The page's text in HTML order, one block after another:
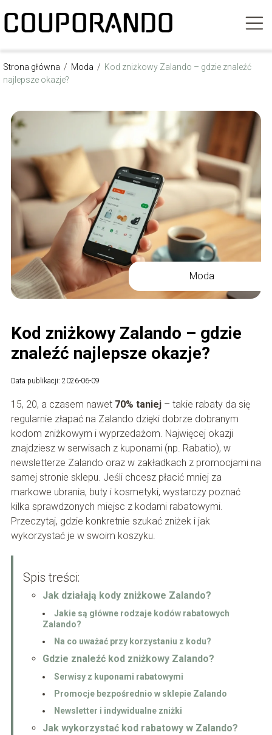
Strona główna / Moda / Kod zniżkowy Zalando – gdzie znaleźć
najlepsze okazje?
Moda
Kod zniżkowy Zalando – gdzie
znaleźć najlepsze okazje?
Data publikacji: 2026-06-09
15, 20, a czasem nawet 70% taniej– takie rabaty da się
regularnie złapać na Zalando dzięki dobrze dobranym
kodom zniżkowym i wyprzedażom. Najwięcej okazji
znajdziesz w serwisach z kuponami (np. Rabatio), w
newsletterze Zalando oraz w zakładkach z promocjami na
samej stronie sklepu. Jeśli chcesz płacić mniej za
markowe ubrania, buty i kosmetyki, wystarczy poznać
kilka sprawdzonych miejsc z kodami rabatowymi.
Przeczytaj, gdzie konkretnie szukać zniżek i jak
wykorzystać je w swoim koszyku.
Spis treści:
Jak działają kody zniżkowe Zalando?
Jakie są główne rodzaje kodów rabatowych
Zalando?
Na co uważać przy korzystaniu z kodu?
Gdzie znaleźć kod zniżkowy Zalando?
Serwisy z kuponami rabatowymi
Promocje bezpośrednio w sklepie Zalando
Newsletter i indywidualne zniżki
Jak wykorzystać kod rabatowy w Zalando?